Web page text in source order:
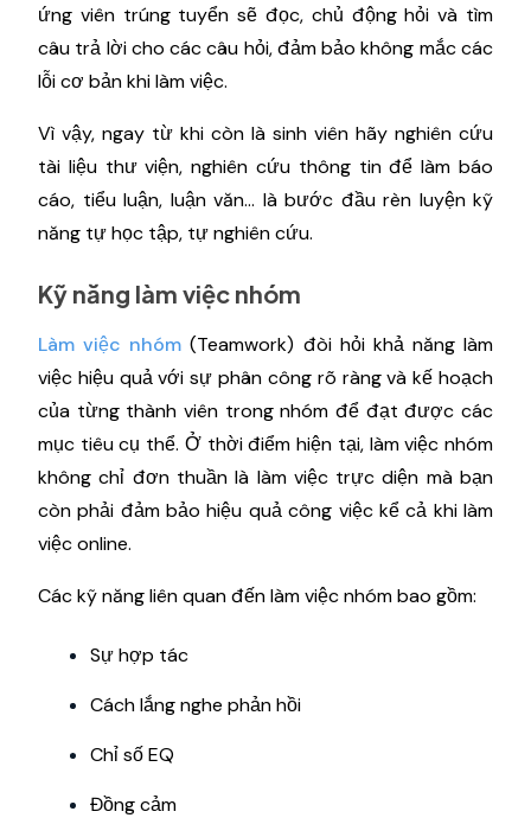
ứng viên trúng tuyển sẽ đọc, chủ động hỏi và tìm
câu trả lời cho các câu hỏi, đảm bảo không mắc các
lỗi cơ bản khi làm việc.
Vì vậy, ngay từ khi còn là sinh viên hãy nghiên cứu
tài liệu thư viện, nghiên cứu thông tin để làm báo
cáo, tiểu luận, luận văn… là bước đầu rèn luyện kỹ
năng tự học tập, tự nghiên cứu.
Kỹ năng làm việc nhóm
Làm việc nhóm (Teamwork) đòi hỏi khả năng làm
việc hiệu quả với sự phân công rõ ràng và kế hoạch
của từng thành viên trong nhóm để đạt được các
mục tiêu cụ thể. Ở thời điểm hiện tại, làm việc nhóm
không chỉ đơn thuần là làm việc trực diện mà bạn
còn phải đảm bảo hiệu quả công việc kể cả khi làm
việc online.
Các kỹ năng liên quan đến làm việc nhóm bao gồm:
Sự hợp tác
Cách lắng nghe phản hồi
Chỉ số EQ
Đồng cảm